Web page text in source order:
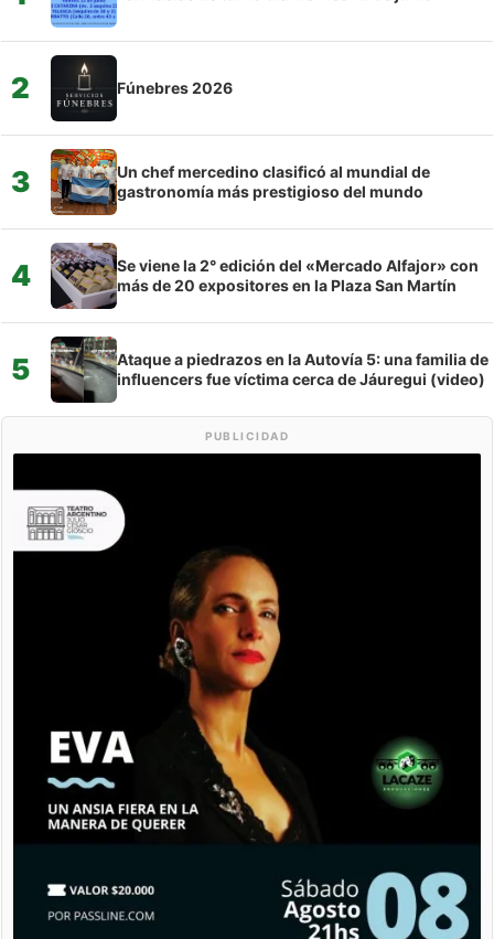
2 Fúnebres 2026
3
Un chef mercedino clasificó al mundial de
gastronomía más prestigioso del mundo
4
Se viene la 2° edición del «Mercado Alfajor» con
más de 20 expositores en la Plaza San Martín
5
Ataque a piedrazos en la Autovía 5: una familia de
influencers fue víctima cerca de Jáuregui (video)
PUBLICIDAD